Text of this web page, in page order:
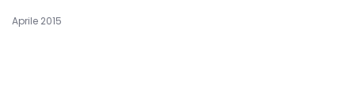
Aprile 2015